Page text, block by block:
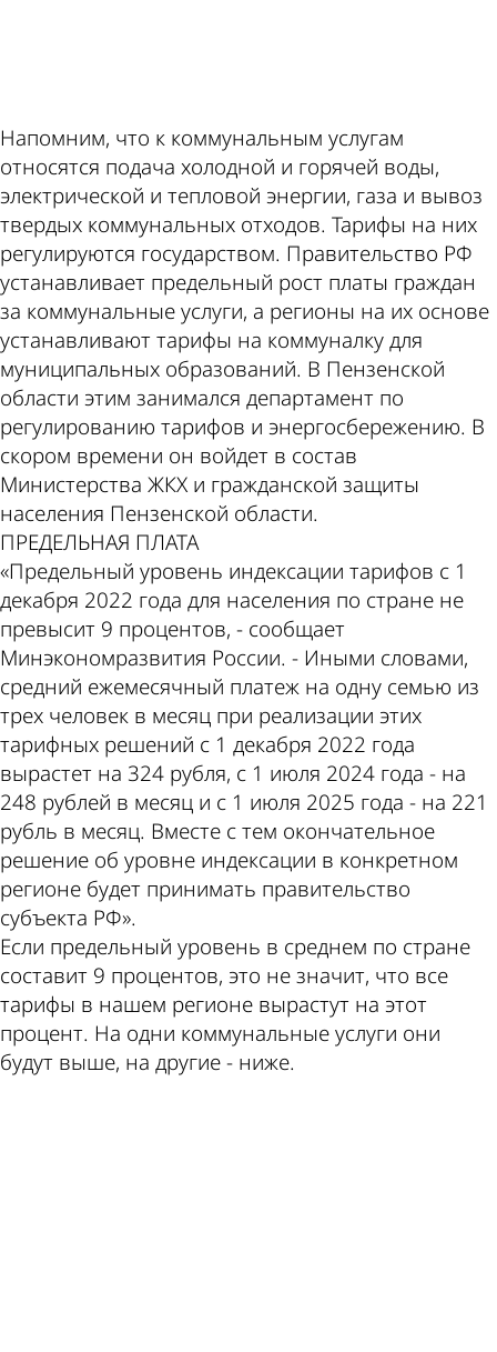
Напомним, что к коммунальным услугам
относятся подача холодной и горячей воды,
электрической и тепловой энергии, газа и вывоз
твердых коммунальных отходов. Тарифы на них
регулируются государством. Правительство РФ
устанавливает предельный рост платы граждан
за коммунальные услуги, а регионы на их основе
устанавливают тарифы на коммуналку для
муниципальных образований. В Пензенской
области этим занимался департамент по
регулированию тарифов и энергосбережению. В
скором времени он войдет в состав
Министерства ЖКХ и гражданской защиты
населения Пензенской области.
ПРЕДЕЛЬНАЯ ПЛАТА
«Предельный уровень индексации тарифов с 1
декабря 2022 года для населения по стране не
превысит 9 процентов, - сообщает
Минэкономразвития России. - Иными словами,
средний ежемесячный платеж на одну семью из
трех человек в месяц при реализации этих
тарифных решений с 1 декабря 2022 года
вырастет на 324 рубля, с 1 июля 2024 года - на
248 рублей в месяц и с 1 июля 2025 года - на 221
рубль в месяц. Вместе с тем окончательное
решение об уровне индексации в конкретном
регионе будет принимать правительство
субъекта РФ».
Если предельный уровень в среднем по стране
составит 9 процентов, это не значит, что все
тарифы в нашем регионе вырастут на этот
процент. На одни коммунальные услуги они
будут выше, на другие - ниже.